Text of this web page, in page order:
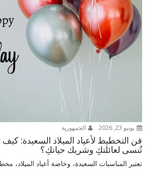
يونيو 23, 2026 الجمهورية
فن التخطيط لأعياد الميلاد السعيدة:
تُنسى لعائلتكِ وشريك حياتكِ؟
تعتبر المناسبات السعيدة، وخاصة أعياد الميلاد،